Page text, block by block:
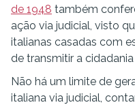
de 1948 também
ação via judicial, visto
italianas casadas com
de transmitir a
Não há um limite de
italiana via judicial,